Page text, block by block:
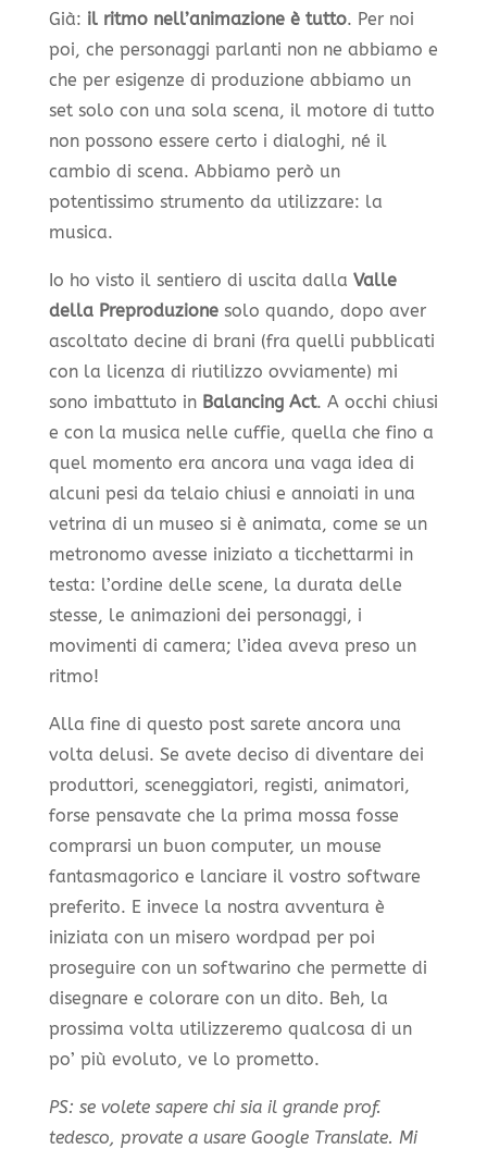
Già: il ritmo nell’animazione è tutto. Per noi
poi, che personaggi parlanti non ne abbiamo e
che per esigenze di produzione abbiamo un
set solo con una sola scena, il motore di tutto
non possono essere certo i dialoghi, né il
cambio di scena. Abbiamo però un
potentissimo strumento da utilizzare: la
musica.
Io ho visto il sentiero di uscita dalla Valle
della Preproduzionesolo quando, dopo aver
ascoltato decine di brani (fra quelli pubblicati
con la licenza di riutilizzo ovviamente) mi
sono imbattuto in Balancing Act. A occhi chiusi
e con la musica nelle cuffie, quella che fino a
quel momento era ancora una vaga idea di
alcuni pesi da telaio chiusi e annoiati in una
vetrina di un museo si è animata, come se un
metronomo avesse iniziato a ticchettarmi in
testa: l’ordine delle scene, la durata delle
stesse, le animazioni dei personaggi, i
movimenti di camera; l’idea aveva preso un
ritmo!
Alla fine di questo post sarete ancora una
volta delusi. Se avete deciso di diventare dei
produttori, sceneggiatori, registi, animatori,
forse pensavate che la prima mossa fosse
comprarsi un buon computer, un mouse
fantasmagorico e lanciare il vostro software
preferito. E invece la nostra avventura è
iniziata con un misero wordpad per poi
proseguire con un softwarino che permette di
disegnare e colorare con un dito. Beh, la
prossima volta utilizzeremo qualcosa di un
po’ più evoluto, ve lo prometto.
PS: se volete sapere chi sia il grande prof.
tedesco, provate a usare Google Translate. Mi